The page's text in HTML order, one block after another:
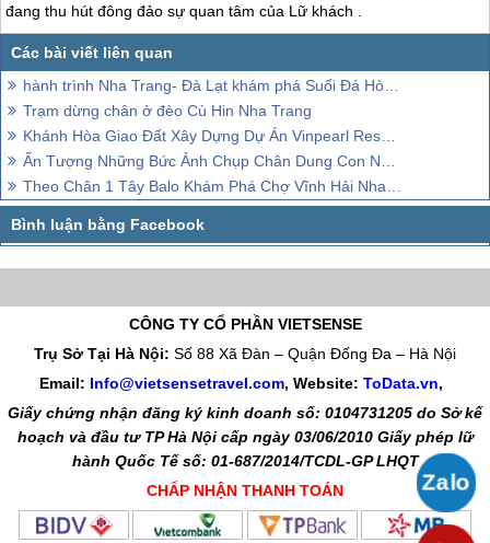
đang thu hút đông đảo sự quan tâm của Lữ khách .
hành trình Nha Trang- Đà Lạt khám phá Suối Đá Hòn Giao
Trạm dừng chân ở đèo Cù Hin Nha Trang
Khánh Hòa Giao Đất Xây Dựng Dự Án Vinpearl Resort & Villas 2
Ấn Tượng Những Bức Ảnh Chụp Chân Dung Con Người Khắp Thế Giới
Theo Chân 1 Tây Balo Khám Phá Chợ Vĩnh Hải Nha Trang
CÔNG TY CỔ PHẦN VIETSENSE
Trụ Sở Tại Hà Nội: Số 88 Xã Đàn – Quận Đống Đa – Hà Nội
Email: Info@vietsensetravel.com, Website: ToData.vn,
Giấy chứng nhận đăng ký kinh doanh số: 0104731205 do Sở kế
hoạch và đầu tư TP Hà Nội cấp ngày 03/06/2010 Giấy phép lữ
hành Quốc Tế số: 01-687/2014/TCDL-GP LHQT
CHẤP NHẬN THANH TOÁN